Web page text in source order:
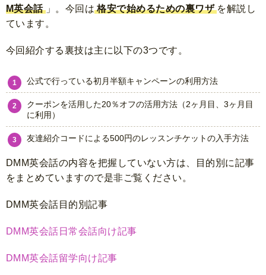
M英会話 」。 今回は 格安で始めるための裏ワザ を解説し
ています。
今回紹介する裏技は主に以下の3つです。
公式で行っている初月半額キャンペーンの利用方法
クーポンを活用した20％オフの活用方法（2ヶ月目、3ヶ月目
に利用）
友達紹介コードによる500円のレッスンチケットの入手方法
DMM英会話の内容を把握していない方は、目的別に記事
をまとめていますので是非ご覧ください。
DMM英会話目的別記事
DMM英会話日常会話向け記事
DMM英会話留学向け記事